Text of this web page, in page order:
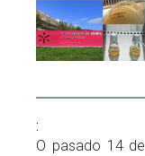
O pasado 14 de